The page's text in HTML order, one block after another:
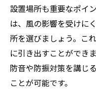
異常を感じた
日常点検を習
家族全員で取り
家族会議でエ
子供にもでき
設置場所も重要なポイ
は、風の影響を受けに
所を選びましょう。こ
に引き出すことができ
防音や防振対策を講じ
ことが可能です。